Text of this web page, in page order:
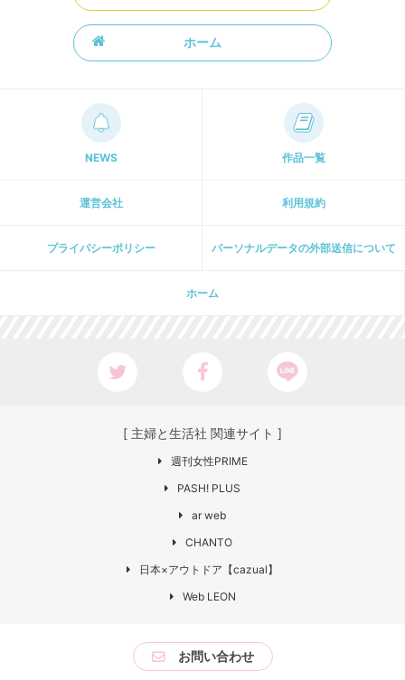
ホーム
NEWS 作品一覧
運営会社 利用規約
プライパシーポリシー パーソナルデータの外部送信について
ホーム
[ 主婦と生活社 関連サイト ]
週刊女性PRIME
PASH! PLUS
ar web
CHANTO
日本×アウトドア【cazual】
Web LEON
お問い合わせ